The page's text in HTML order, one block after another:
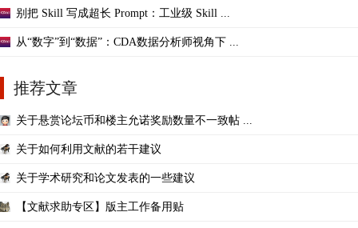
别把 Skill 写成超长 Prompt：工业级 Skill ...
从“数字”到“数据”：CDA数据分析师视角下 ...
推荐文章
关于悬赏论坛币和楼主允诺奖励数量不一致帖 ...
关于如何利用文献的若干建议
关于学术研究和论文发表的一些建议
【文献求助专区】版主工作备用贴